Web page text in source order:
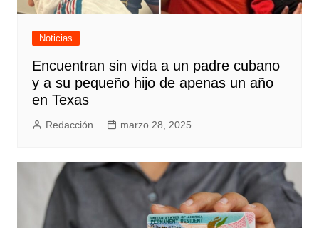
Noticias
Encuentran sin vida a un padre cubano
y a su pequeño hijo de apenas un año
en Texas
Redacción marzo 28, 2025